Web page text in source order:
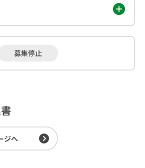
募集停止
ジへ